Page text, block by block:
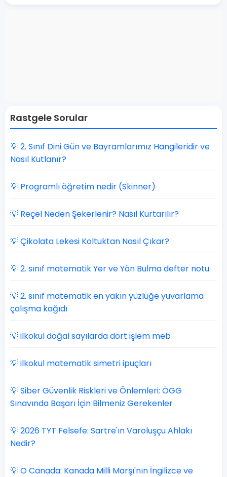
Rastgele Sorular
💡 2. Sınıf Dini Gün ve Bayramlarımız Hangileridir ve
Nasıl Kutlanır?
💡 Programlı öğretim nedir (Skinner)
💡 Reçel Neden Şekerlenir? Nasıl Kurtarılır?
💡 Çikolata Lekesi Koltuktan Nasıl Çıkar?
💡 2. sınıf matematik Yer ve Yön Bulma defter notu
💡 2. sınıf matematik en yakın yüzlüğe yuvarlama
çalışma kağıdı
💡 ilkokul doğal sayılarda dört işlem meb
💡 ilkokul matematik simetri ipuçları
💡 Siber Güvenlik Riskleri ve Önlemleri: ÖGG
Sınavında Başarı İçin Bilmeniz Gerekenler
💡 2026 TYT Felsefe: Sartre'ın Varoluşçu Ahlakı
Nedir?
💡 O Canada: Kanada Milli Marşı'nın İngilizce ve